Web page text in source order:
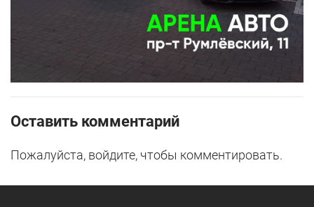
Оставить комментарий
Пожалуйста, войдите, чтобы комментировать.